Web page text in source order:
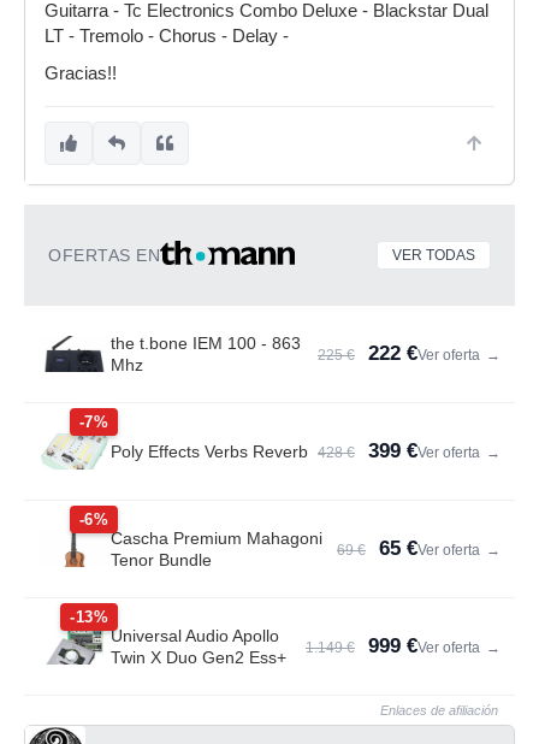
Guitarra - Tc Electronics Combo Deluxe - Blackstar Dual
LT - Tremolo - Chorus - Delay -
Gracias!!
OFERTAS EN VER TODAS
the t.bone IEM 100 - 863
Mhz
225 € 222 €Ver oferta →
-7%
Poly Effects Verbs Reverb 428 € 399 €Ver oferta →
-6%
Cascha Premium Mahagoni
Tenor Bundle
69 € 65 €Ver oferta →
-13%
Universal Audio Apollo
Twin X Duo Gen2 Ess+
1.149 € 999 €Ver oferta →
Enlaces de afiliación